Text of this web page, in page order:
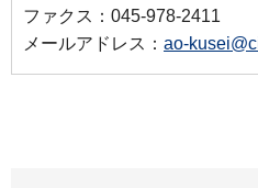
ファクス：045-978-2411
メールアドレス： ao-